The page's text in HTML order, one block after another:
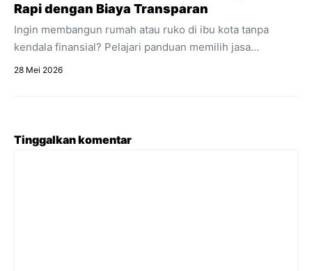
Rapi dengan Biaya Transparan
Ingin membangun rumah atau ruko di ibu kota tanpa
kendala finansial? Pelajari panduan memilih jasa
kontraktor Jakarta dengan estimasi RAB transparan dan
28 Mei 2026
Tinggalkan komentar